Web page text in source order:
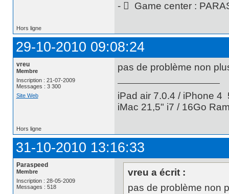
-  Game center :
Hors ligne
29-10-2010 09:08:24
vreu
Membre
Inscription : 21-07-2009
Messages : 3 300
Site Web
pas de problème non
iPad air 7.0.4 / iPhone 4
iMac 21,5" i7 / 16Go
Hors ligne
31-10-2010 13:16:33
Paraspeed
Membre
Inscription : 28-05-2009
Messages : 518
vreu a écrit :
pas de problème non